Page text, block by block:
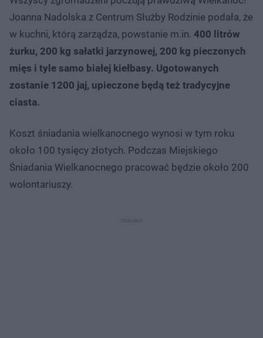
Joanna Nadolska z Centrum Służby Rodzinie podała, że
w kuchni, którą zarządza, powstanie m.in. 400 litrów
żurku, 200 kg sałatki jarzynowej, 200 kg pieczonych
mięs i tyle samo białej kiełbasy. Ugotowanych
zostanie 1200 jaj, upieczone będą też tradycyjne
ciasta.
Koszt śniadania wielkanocnego wynosi w tym roku
około 100 tysięcy złotych. Podczas Miejskiego
Śniadania Wielkanocnego pracować będzie około 200
wolontariuszy.